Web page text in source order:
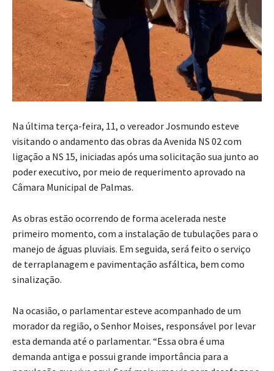
Na última terça-feira, 11, o vereador Josmundo esteve
visitando o andamento das obras da Avenida NS 02 com
ligação a NS 15, iniciadas após uma solicitação sua junto ao
poder executivo, por meio de requerimento aprovado na
Câmara Municipal de Palmas.
As obras estão ocorrendo de forma acelerada neste
primeiro momento, com a instalação de tubulações para o
manejo de águas pluviais. Em seguida, será feito o serviço
de terraplanagem e pavimentação asfáltica, bem como
sinalização.
Na ocasião, o parlamentar esteve acompanhado de um
morador da região, o Senhor Moises, responsável por levar
esta demanda até o parlamentar. “Essa obra é uma
demanda antiga e possui grande importância para a